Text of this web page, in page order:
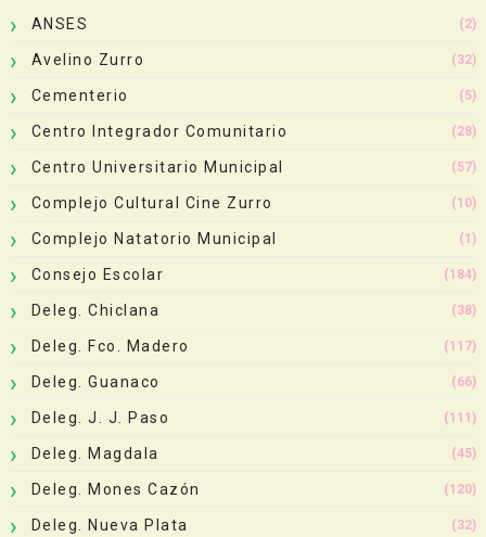
ANSES (2)
Avelino Zurro (32)
Cementerio (5)
Centro Integrador Comunitario (28)
Centro Universitario Municipal (57)
Complejo Cultural Cine Zurro (10)
Complejo Natatorio Municipal (1)
Consejo Escolar (184)
Deleg. Chiclana (38)
Deleg. Fco. Madero (117)
Deleg. Guanaco (66)
Deleg. J. J. Paso (111)
Deleg. Magdala (45)
Deleg. Mones Cazón (120)
Deleg. Nueva Plata (32)